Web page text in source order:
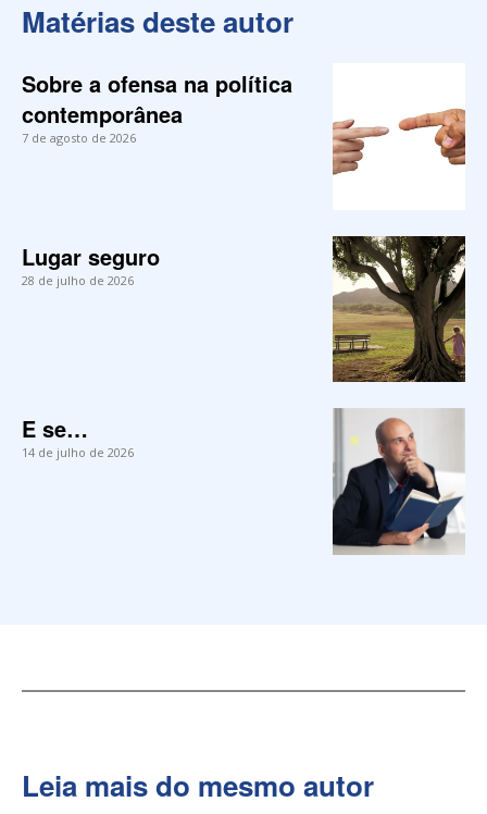
Matérias deste autor
Sobre a ofensa na política
contemporânea
7 de agosto de 2026
Lugar seguro
28 de julho de 2026
E se…
14 de julho de 2026
Leia mais do mesmo autor